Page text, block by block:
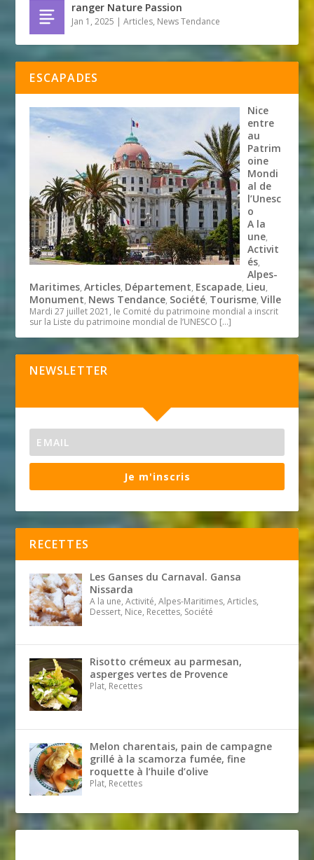
ranger Nature Passion
Jan 1, 2025 |Articles, News Tendance
ESCAPADES
Nice
entre
au
Patrim
oine
Mondi
al de
l’Unesc
o
A la
une,
Activit
és,
Alpes-
Maritimes,Articles, Département, Escapade, Lieu,
Monument, News Tendance, Société, Tourisme,Ville
Mardi 27 juillet 2021, le Comité du patrimoine mondial a inscrit
sur la Liste du patrimoine mondial de l’UNESCO […]
NEWSLETTER
Je m'inscris
RECETTES
Les Ganses du Carnaval. Gansa
Nissarda
A la une, Activité, Alpes-Maritimes, Articles,
Dessert, Nice, Recettes, Société
Risotto crémeux au parmesan,
asperges vertes de Provence
Plat, Recettes
Melon charentais, pain de campagne
grillé à la scamorza fumée, fine
roquette à l’huile d’olive
Plat, Recettes